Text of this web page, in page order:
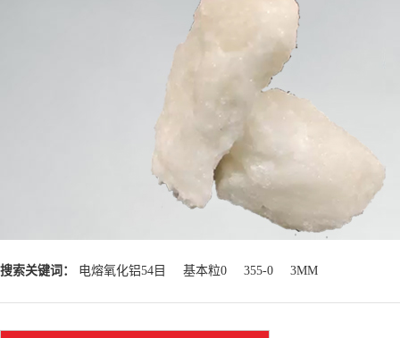
搜索关键词： 电熔氧化铝54目 基本粒0 355-0 3MM